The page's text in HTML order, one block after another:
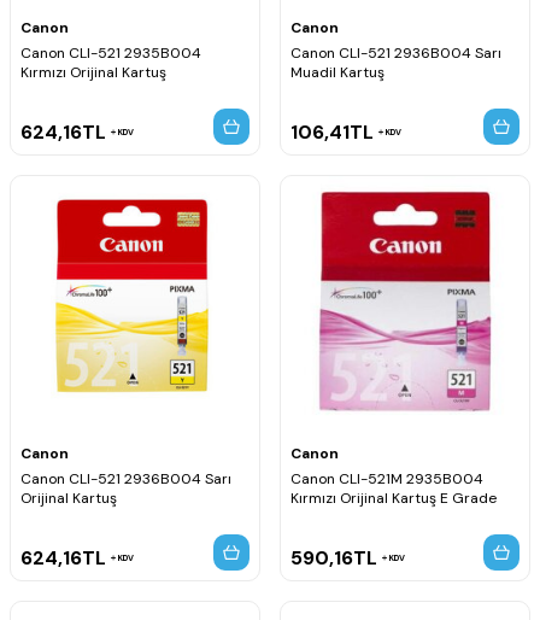
Canon
Canon CLI-521 2935B004
Kırmızı Orijinal Kartuş
624,16TL KDV
Canon
Canon CLI-521 2936B004 Sarı
Muadil Kartuş
106,41TL KDV
Canon
Canon CLI-521 2936B004 Sarı
Orijinal Kartuş
624,16TL KDV
Canon
Canon CLI-521M 2935B004
Kırmızı Orijinal Kartuş E Grade
590,16TL KDV